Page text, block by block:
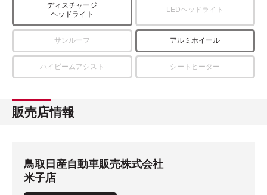
ディスチャージ
ヘッドライト
LEDヘッドライト
サンルーフ アルミホイール
ハイビームアシスト シートヒーター
販売店情報
鳥取日産自動車販売株式会社
米子店